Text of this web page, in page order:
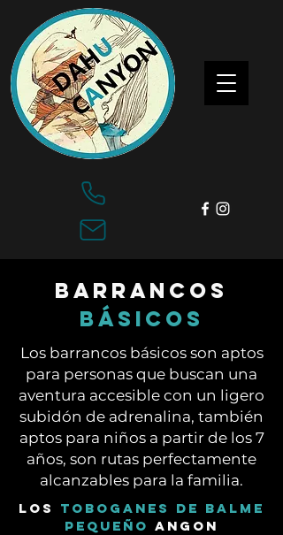
barrancos
básicos
Los barrancos básicos son aptos
para personas que buscan una
aventura accesible con un ligero
subidón de adrenalina, también
aptos para niños a partir de los 7
años, son rutas perfectamente
alcanzables para la familia.
Los
toboganes de Balme
peque ñ o Angon